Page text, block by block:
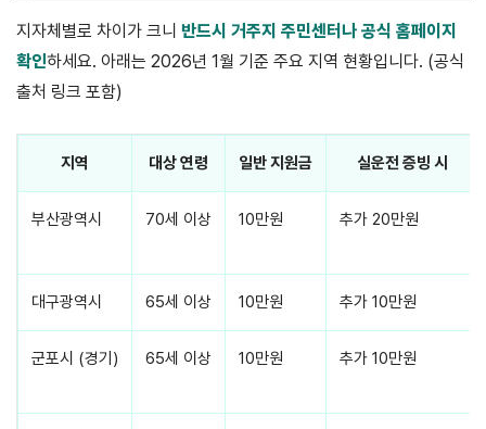
지자체별로 차이가 크니 반드시 거주지 주민센터나 공식 홈페이지
확인하세요. 아래는 2026년 1월 기준 주요 지역 현황입니다. (공식
출처 링크 포함)
지역 대상 연령 일반 지원금 실운전 증빙 시
부산광역시 70세 이상 10만원 추가 20만원
대구광역시 65세 이상 10만원 추가 10만원
군포시 (경기) 65세 이상 10만원 추가 10만원